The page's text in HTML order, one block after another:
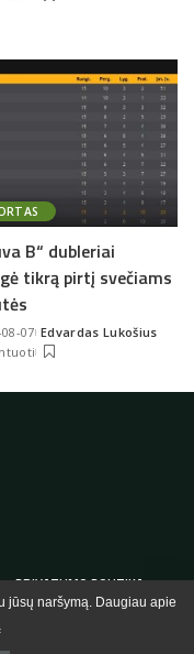
by
B“ dubleriai
tikrą pirtį svečiams
07Posted
by
Edvardas Lukošius
PRIVATUMO POLITIKA
jūsų naršymą. Daugiau apie